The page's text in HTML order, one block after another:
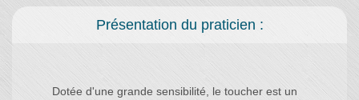
Présentation du praticien :
Dotée d'une grande sensibilité, le toucher est un